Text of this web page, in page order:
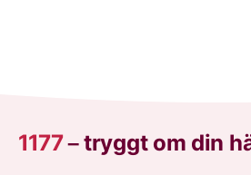
1177–tryggt om din